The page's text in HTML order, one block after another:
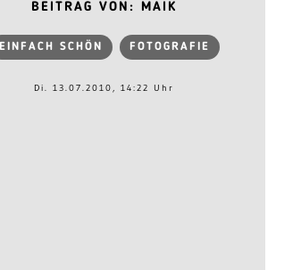
BEITRAG VON: MAIK
EINFACH SCHÖN FOTOGRAFIE
Di. 13.07.2010, 14:22 Uhr